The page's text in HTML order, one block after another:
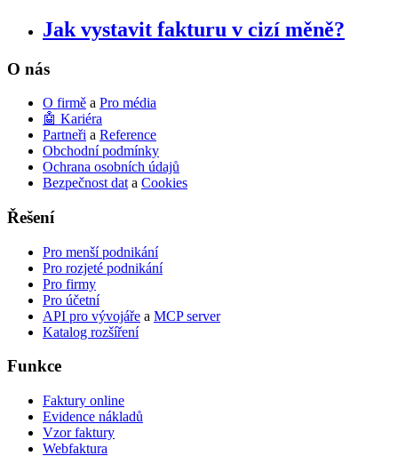
Jak vystavit fakturu v cizí měně?
O nás
O firmě a Pro média
🤖 Kariéra
Partneři a Reference
Obchodní podmínky
Ochrana osobních údajů
Bezpečnost dat a Cookies
Řešení
Pro menší podnikání
Pro rozjeté podnikání
Pro firmy
Pro účetní
API pro vývojáře a MCP server
Katalog rozšíření
Funkce
Faktury online
Evidence nákladů
Vzor faktury
Webfaktura